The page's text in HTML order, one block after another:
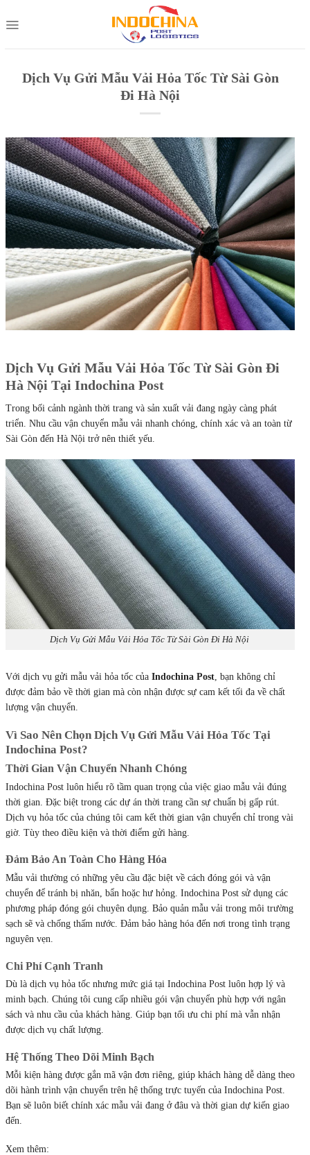
to
Dịch Vụ Gửi Mẫu Vải Hỏa Tốc Từ Sài Gòn
Đi Hà Nội
Dịch Vụ Gửi Mẫu Vải Hỏa Tốc Từ Sài Gòn Đi
Hà Nội Tại Indochina Post
Trong bối cảnh ngành thời trang và sản xuất vải đang ngày càng phát
triển. Nhu cầu vận chuyển mẫu vải nhanh chóng, chính xác và an toàn từ
Sài Gòn đến Hà Nội trở nên thiết yếu.
Dịch Vụ Gửi Mẫu Vải Hỏa Tốc Từ Sài Gòn Đi Hà Nội
Với dịch vụ gửi mẫu vải hỏa tốc của Indochina Post , bạn không chỉ
được đảm bảo về thời gian mà còn nhận được sự cam kết tối đa về chất
lượng vận chuyển.
Vì Sao Nên Chọn Dịch Vụ Gửi Mẫu Vải Hỏa Tốc Tại
Indochina Post?
Thời Gian Vận Chuyển Nhanh Chóng
Indochina Post luôn hiểu rõ tầm quan trọng của việc giao mẫu vải đúng
thời gian. Đặc biệt trong các dự án thời trang cần sự chuẩn bị gấp rút.
Dịch vụ hỏa tốc của chúng tôi cam kết thời gian vận chuyển chỉ trong vài
giờ. Tùy theo điều kiện và thời điểm gửi hàng.
Đảm Bảo An Toàn Cho Hàng Hóa
Mẫu vải thường có những yêu cầu đặc biệt về cách đóng gói và vận
chuyển để tránh bị nhăn, bẩn hoặc hư hỏng. Indochina Post sử dụng các
phương pháp đóng gói chuyên dụng. Bảo quản mẫu vải trong môi trường
sạch sẽ và chống thấm nước. Đảm bảo hàng hóa đến nơi trong tình trạng
nguyên vẹn.
Chi Phí Cạnh Tranh
Dù là dịch vụ hỏa tốc nhưng mức giá tại Indochina Post luôn hợp lý và
minh bạch. Chúng tôi cung cấp nhiều gói vận chuyển phù hợp với ngân
sách và nhu cầu của khách hàng. Giúp bạn tối ưu chi phí mà vẫn nhận
được dịch vụ chất lượng.
Hệ Thống Theo Dõi Minh Bạch
Mỗi kiện hàng được gắn mã vận đơn riêng, giúp khách hàng dễ dàng theo
dõi hành trình vận chuyển trên hệ thống trực tuyến của Indochina Post.
Bạn sẽ luôn biết chính xác mẫu vải đang ở đâu và thời gian dự kiến giao
đến.
Xem thêm: